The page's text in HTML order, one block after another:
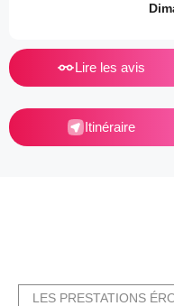
Lire les avis
Itinéraire
LES PRESTATIONS